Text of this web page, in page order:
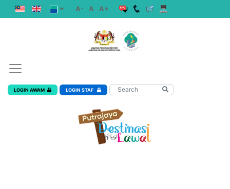
A- A A+
LOGIN AWAM LOGIN STAF